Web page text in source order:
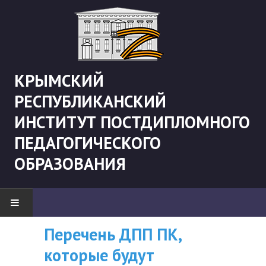
КРЫМСКИЙ
РЕСПУБЛИКАНСКИЙ
ИНСТИТУТ ПОСТДИПЛОМНОГО
ПЕДАГОГИЧЕСКОГО
ОБРАЗОВАНИЯ
НОВОСТИ
"Боевая" русистика
ВНИМАНИЮ
СЛУШАТЕЛЕЙ, У
Перечень ДПП ПК,
которые будут